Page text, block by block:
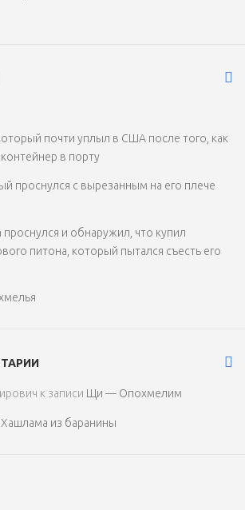
почти уплыл в США после того, как
в порту
проснулся с вырезанным на его плече
и обнаружил, что купил
питона, который пытался съесть его
к записи Щи — Опохмелим
Хашлама из баранины